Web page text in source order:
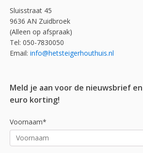
Sluisstraat 45
9636 AN Zuidbroek
(Alleen op afspraak)
Tel: 050-7830050
Email: info@hetsteigerhouthuis.nl
Meld je aan voor de nieuwsbrief
euro korting!
Voornaam*